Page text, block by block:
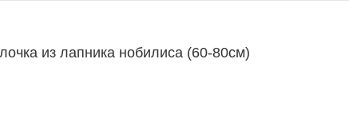
из лапника нобилиса (60-80см)